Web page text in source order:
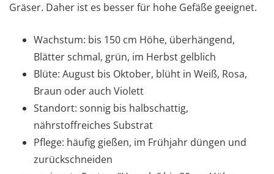
Gräser. Daher ist es besser für hohe Gefäße geeignet.
Wachstum: bis 150 cm Höhe, überhängend,
Blätter schmal, grün, im Herbst gelblich
Blüte: August bis Oktober, blüht in Weiß, Rosa,
Braun oder auch Violett
Standort: sonnig bis halbschattig,
nährstoffreiches Substrat
Pflege: häufig gießen, im Frühjahr düngen und
zurückschneiden